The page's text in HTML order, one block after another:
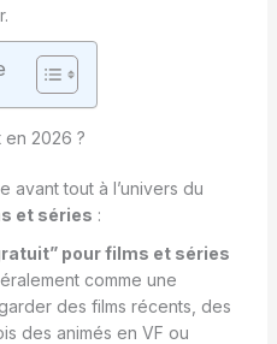
en 2026 ?
avant tout à l’univers du
et séries :
pour films et séries
comme une
des films récents, des
des animés en VF ou